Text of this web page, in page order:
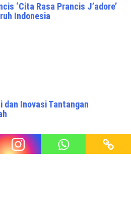
‘Cita Rasa Prancis J’adore’
Indonesia
dan Inovasi Tantangan